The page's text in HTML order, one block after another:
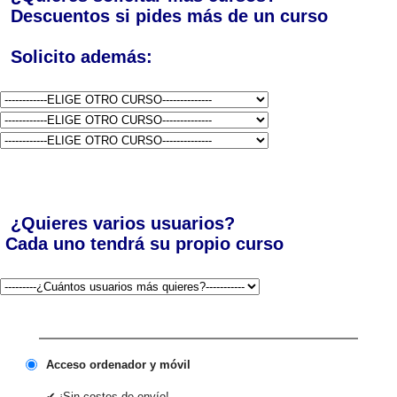
Descuentos si pides más de un curso
Solicito además:
¿Quieres varios usuarios?
Cada uno tendrá su propio curso
Acceso ordenador y móvil